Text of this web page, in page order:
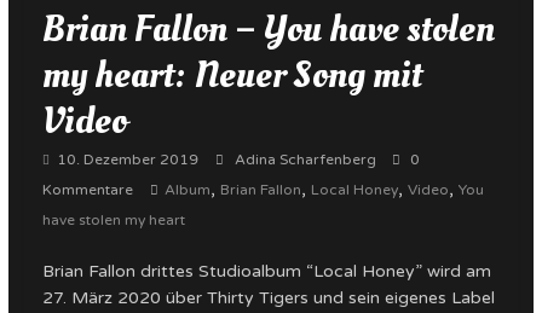
Brian Fallon – You have stolen
my heart: Neuer Song mit
Video
10. Dezember 2019 Adina Scharfenberg
0
Kommentare
Album, Brian Fallon, Local Honey, Video, You
have stolen my heart
Brian Fallon drittes Studioalbum “Local Honey” wird am
27. März 2020 über Thirty Tigers und sein eigenes Label